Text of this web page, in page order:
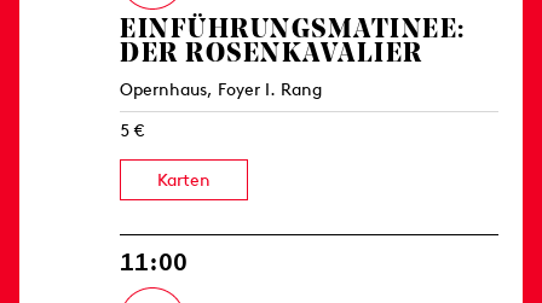
EINFÜHRUNGS­MATINEE:
DER ROSENKAVALIER
Opernhaus, Foyer I. Rang
5 €
Karten
11:00